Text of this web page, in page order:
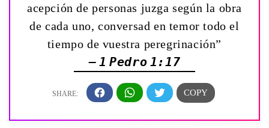
acepción de personas juzga según la obra
de cada uno, conversad en temor todo el
tiempo de vuestra peregrinación”
— 1 Pedro 1:17